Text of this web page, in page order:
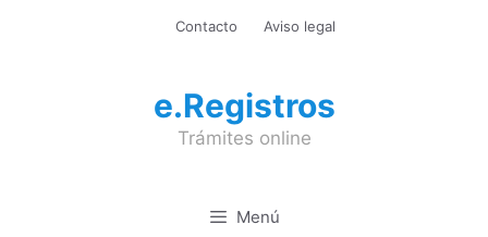
Contacto Aviso legal
e.Registros
Trámites online
Menú